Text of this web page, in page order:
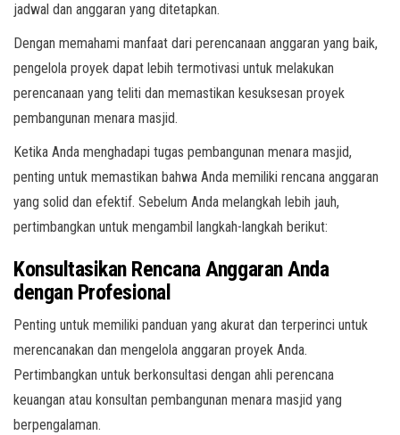
jadwal dan anggaran yang ditetapkan.
Dengan memahami manfaat dari perencanaan anggaran yang baik,
pengelola proyek dapat lebih termotivasi untuk melakukan
perencanaan yang teliti dan memastikan kesuksesan proyek
pembangunan menara masjid.
Ketika Anda menghadapi tugas pembangunan menara masjid,
penting untuk memastikan bahwa Anda memiliki rencana anggaran
yang solid dan efektif. Sebelum Anda melangkah lebih jauh,
pertimbangkan untuk mengambil langkah-langkah berikut:
Konsultasikan Rencana Anggaran Anda
dengan Profesional
Penting untuk memiliki panduan yang akurat dan terperinci untuk
merencanakan dan mengelola anggaran proyek Anda.
Pertimbangkan untuk berkonsultasi dengan ahli perencana
keuangan atau konsultan pembangunan menara masjid yang
berpengalaman.